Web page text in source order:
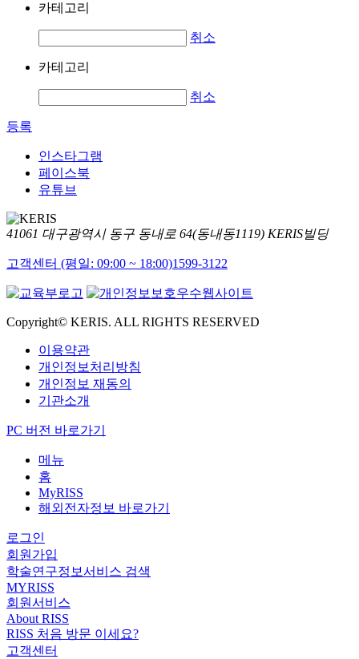
카테고리
취소
카테고리
취소
등록
인스타그램
페이스북
유튜브
41061 대구광역시 동구 동내로 64(동내동1119) KERIS빌딩
고객센터 (평일: 09:00 ~ 18:00)1599-3122
Copyright© KERIS. ALL RIGHTS RESERVED
이용약관
개인정보처리방침
개인정보 재동의
기관소개
PC 버전 바로가기
메뉴
홈
MyRISS
해외전자정보 바로가기
로그인
회원가입
학술연구정보서비스 검색
MYRISS
회원서비스
About RISS
RISS 처음 방문 이세요?
고객센터